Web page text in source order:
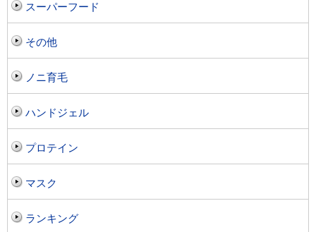
スーパーフード
その他
ノニ育毛
ハンドジェル
プロテイン
マスク
ランキング